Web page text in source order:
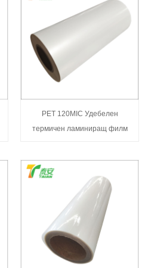
PET 120MIC Удебелен
термичен ламиниращ филм